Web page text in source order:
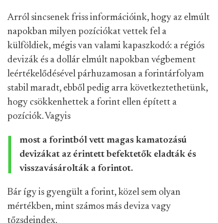
Arról sincsenek friss információink, hogy az elmúlt
napokban milyen pozíciókat vettek fel a
külföldiek, mégis van valami kapaszkodó: a régiós
devizák és a dollár elmúlt napokban végbement
leértékelődésével párhuzamosan a forintárfolyam
stabil maradt, ebből pedig arra következtethetünk,
hogy csökkenhettek a forint ellen épített a
pozíciók. Vagyis
most a forintból vett magas kamatozású
devizákat az érintett befektetők eladták és
visszavásárolták a forintot.
Bár így is gyengült a forint, közel sem olyan
mértékben, mint számos más deviza vagy
tőzsdeindex.